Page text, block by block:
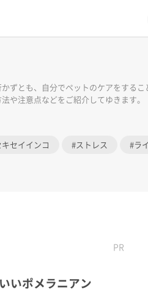
ずとも、自分でペットのケアをする
や注意点などをご紹介してゆきます。
キセイインコ ストレス ラ
いポメラニアン
PR